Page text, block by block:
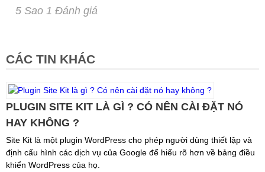
5 Sao 1 Đánh giá
CÁC TIN KHÁC
PLUGIN SITE KIT LÀ GÌ ? CÓ NÊN CÀI ĐẶT NÓ
HAY KHÔNG ?
Site Kit là một plugin WordPress cho phép người dùng thiết lập và
định cấu hình các dịch vụ của Google để hiểu rõ hơn về bảng điều
khiển WordPress của họ.